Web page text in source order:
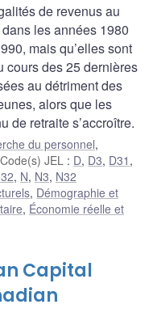
de revenus au
les années 1980
mais qu’elles sont
cours des 25 dernières
au détriment des
alors que les
de retraite s’accroître.
du personnel,
Code(s) JEL : D, D3, D31 ,
, N, N3, N32
, Démographie et
, Économie réelle et
Capital